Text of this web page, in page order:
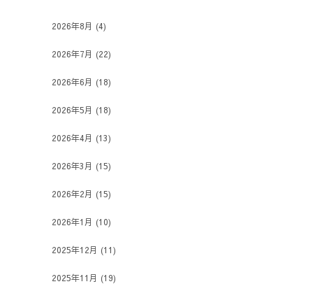
2026年8月 (4)
2026年7月 (22)
2026年6月 (18)
2026年5月 (18)
2026年4月 (13)
2026年3月 (15)
2026年2月 (15)
2026年1月 (10)
2025年12月 (11)
2025年11月 (19)